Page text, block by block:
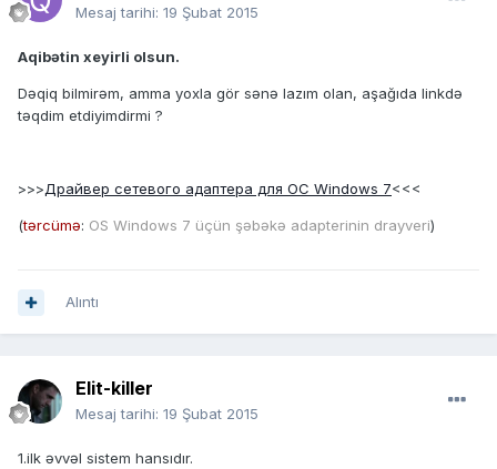
Mesaj tarihi: 19 Şubat 2015
Aqibətin xeyirli olsun.
Dəqiq bilmirəm, amma yoxla gör sənə lazım olan, aşağıda linkdə
təqdim etdiyimdirmi ?
>>>Драйвер сетевого адаптера для ОС Windows 7<<<
(tərcümə: OS Windows 7 üçün şəbəkə adapterinin drayveri)
Alıntı
Elit-killer
Mesaj tarihi: 19 Şubat 2015
1.ilk əvvəl sistem hansıdır.